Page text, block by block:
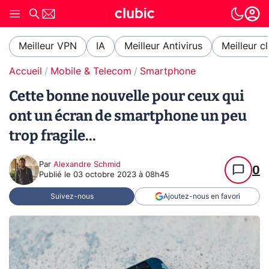
Meilleur VPN IA Meilleur Antivirus Meilleur
Accueil Mobile & Telecom Smartphone
Cette bonne nouvelle pour ceux qui
ont un écran de smartphone un peu
trop fragile...
Par Alexandre Schmid
Publié le 03 octobre 2023 à 08h45 0
Suivez-nous Ajoutez-nous en favori